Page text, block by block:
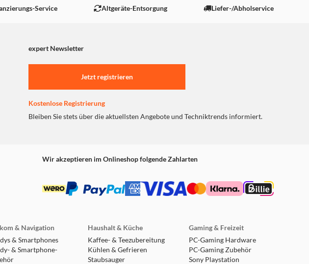
Service Altgeräte-Entsorgung Liefer-/Abholservice
expert Newsletter
Jetzt registrieren
Kostenlose Registrierung
Bleiben Sie stets über die aktuellsten Angebote und Techniktrends informiert.
Wir akzeptieren im Onlineshop folgende Zahlarten
& Navigation
& Smartphones
& Smartphone-
Haushalt & Küche
Kaffee- & Teezubereitung
Kühlen & Gefrieren
Staubsauger
Gaming & Freizeit
PC-Gaming Hardware
PC-Gaming Zubehör
Sony Playstation